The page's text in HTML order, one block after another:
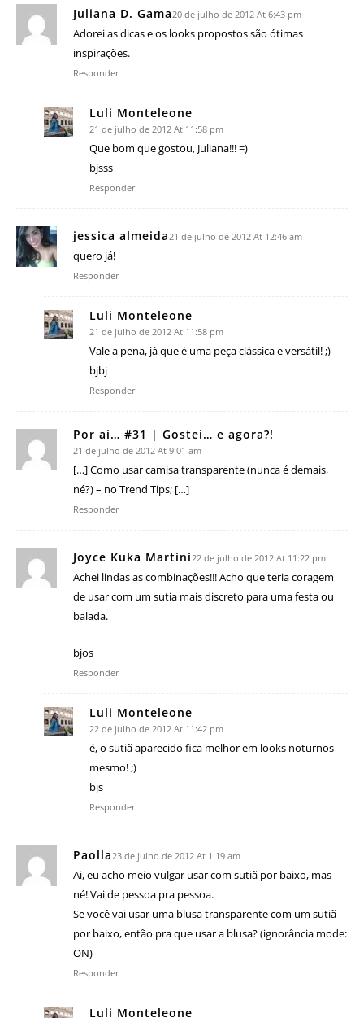
Juliana D. Gama 20 de julho de 2012 At 6:43 pm
Adorei as dicas e os looks propostos são ótimas
inspirações.
Responder
Luli Monteleone
21 de julho de 2012 At 11:58 pm
Que bom que gostou, Juliana!!! =)
bjsss
Responder
jessica almeida 21 de julho de 2012 At 12:46 am
quero já!
Responder
Luli Monteleone
21 de julho de 2012 At 11:58 pm
Vale a pena, já que é uma peça clássica e versátil! ;)
bjbj
Responder
Por aí… #31 | Gostei… e agora?!
21 de julho de 2012 At 9:01 am
[…] Como usar camisa transparente (nunca é demais,
né?) – no Trend Tips; […]
Responder
Joyce Kuka Martini 22 de julho de 2012 At 11:22 pm
Achei lindas as combinações!!! Acho que teria coragem
de usar com um sutia mais discreto para uma festa ou
balada.
bjos
Responder
Luli Monteleone
22 de julho de 2012 At 11:42 pm
é, o sutiã aparecido fica melhor em looks noturnos
mesmo! ;)
bjs
Responder
Paolla 23 de julho de 2012 At 1:19 am
Ai, eu acho meio vulgar usar com sutiã por baixo, mas
né! Vai de pessoa pra pessoa.
Se você vai usar uma blusa transparente com um sutiã
por baixo, então pra que usar a blusa? (ignorância mode:
ON)
Responder
Luli Monteleone